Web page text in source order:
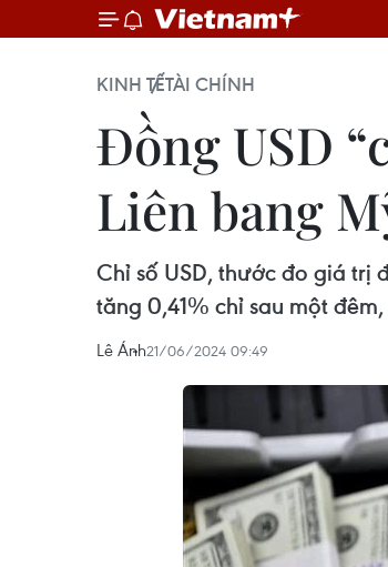
KINH TẾTÀI CHÍNH
Đồng USD
Liên bang
Chỉ số USD, thước đo giá trị
tăng 0,41% chỉ sau một
Lê Ánh21/06/2024 09:49